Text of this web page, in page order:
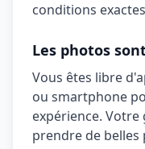
conditions
Les photos
Vous êtes libre
ou smartphone
expérience.
prendre de belles